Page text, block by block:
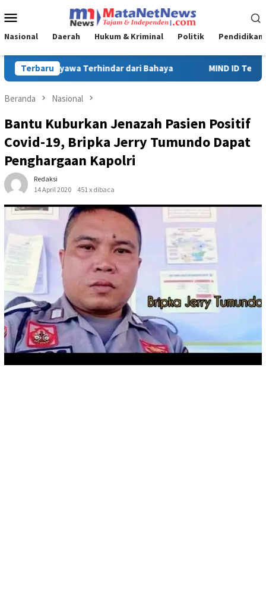
ke
Mobile
Nasional Daerah Hukum & Kriminal Politik Pendidikan
Terbaru
MIND ID Tegaskan Dukungan Penuh Bagi PT Vale di Pomalaa,
Beranda Nasional
Bantu Kuburkan Jenazah Pasien Positif
Covid-19, Bripka Jerry Tumundo Dapat
Penghargaan Kapolri
Redaksi
14 April 2020
451 x dibaca